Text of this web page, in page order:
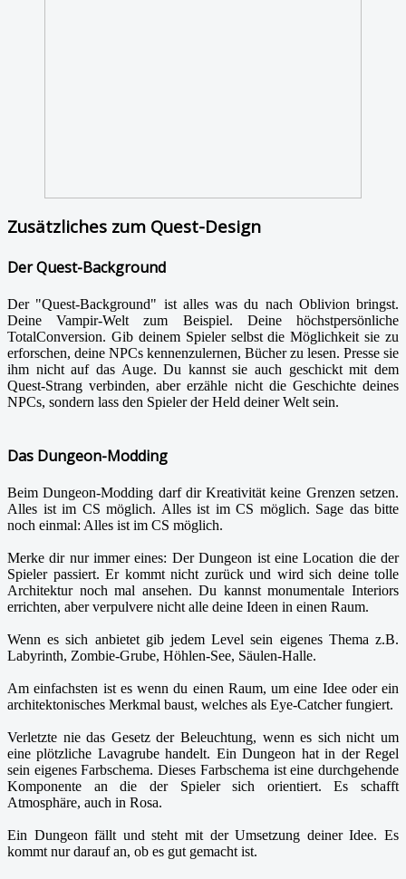
Zusätzliches zum Quest-Design
Der Quest-Background
Der "Quest-Background" ist alles was du nach Oblivion bringst.
Deine Vampir-Welt zum Beispiel. Deine höchstpersönliche
TotalConversion. Gib deinem Spieler selbst die Möglichkeit sie zu
erforschen, deine NPCs kennenzulernen, Bücher zu lesen. Presse sie
ihm nicht auf das Auge. Du kannst sie auch geschickt mit dem
Quest-Strang verbinden, aber erzähle nicht die Geschichte deines
NPCs, sondern lass den Spieler der Held deiner Welt sein.
Das Dungeon-Modding
Beim Dungeon-Modding darf dir Kreativität keine Grenzen setzen.
Alles ist im CS möglich. Alles ist im CS möglich. Sage das bitte
noch einmal: Alles ist im CS möglich.
Merke dir nur immer eines: Der Dungeon ist eine Location die der
Spieler passiert. Er kommt nicht zurück und wird sich deine tolle
Architektur noch mal ansehen. Du kannst monumentale Interiors
errichten, aber verpulvere nicht alle deine Ideen in einen Raum.
Wenn es sich anbietet gib jedem Level sein eigenes Thema z.B.
Labyrinth, Zombie-Grube, Höhlen-See, Säulen-Halle.
Am einfachsten ist es wenn du einen Raum, um eine Idee oder ein
architektonisches Merkmal baust, welches als Eye-Catcher fungiert.
Verletzte nie das Gesetz der Beleuchtung, wenn es sich nicht um
eine plötzliche Lavagrube handelt. Ein Dungeon hat in der Regel
sein eigenes Farbschema. Dieses Farbschema ist eine durchgehende
Komponente an die der Spieler sich orientiert. Es schafft
Atmosphäre, auch in Rosa.
Ein Dungeon fällt und steht mit der Umsetzung deiner Idee. Es
kommt nur darauf an, ob es gut gemacht ist.